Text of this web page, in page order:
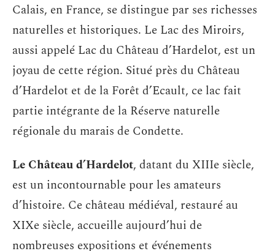
Calais, en France, se distingue par ses richesses
naturelles et historiques. Le Lac des Miroirs,
aussi appelé Lac du Château d’Hardelot, est un
joyau de cette région. Situé près du Château
d’Hardelot et de la Forêt d’Ecault, ce lac fait
partie intégrante de la Réserve naturelle
régionale du marais de Condette.
Le Château d’Hardelot, datant du XIIIe siècle,
est un incontournable pour les amateurs
d’histoire. Ce château médiéval, restauré au
XIXe siècle, accueille aujourd’hui de
nombreuses expositions et événements